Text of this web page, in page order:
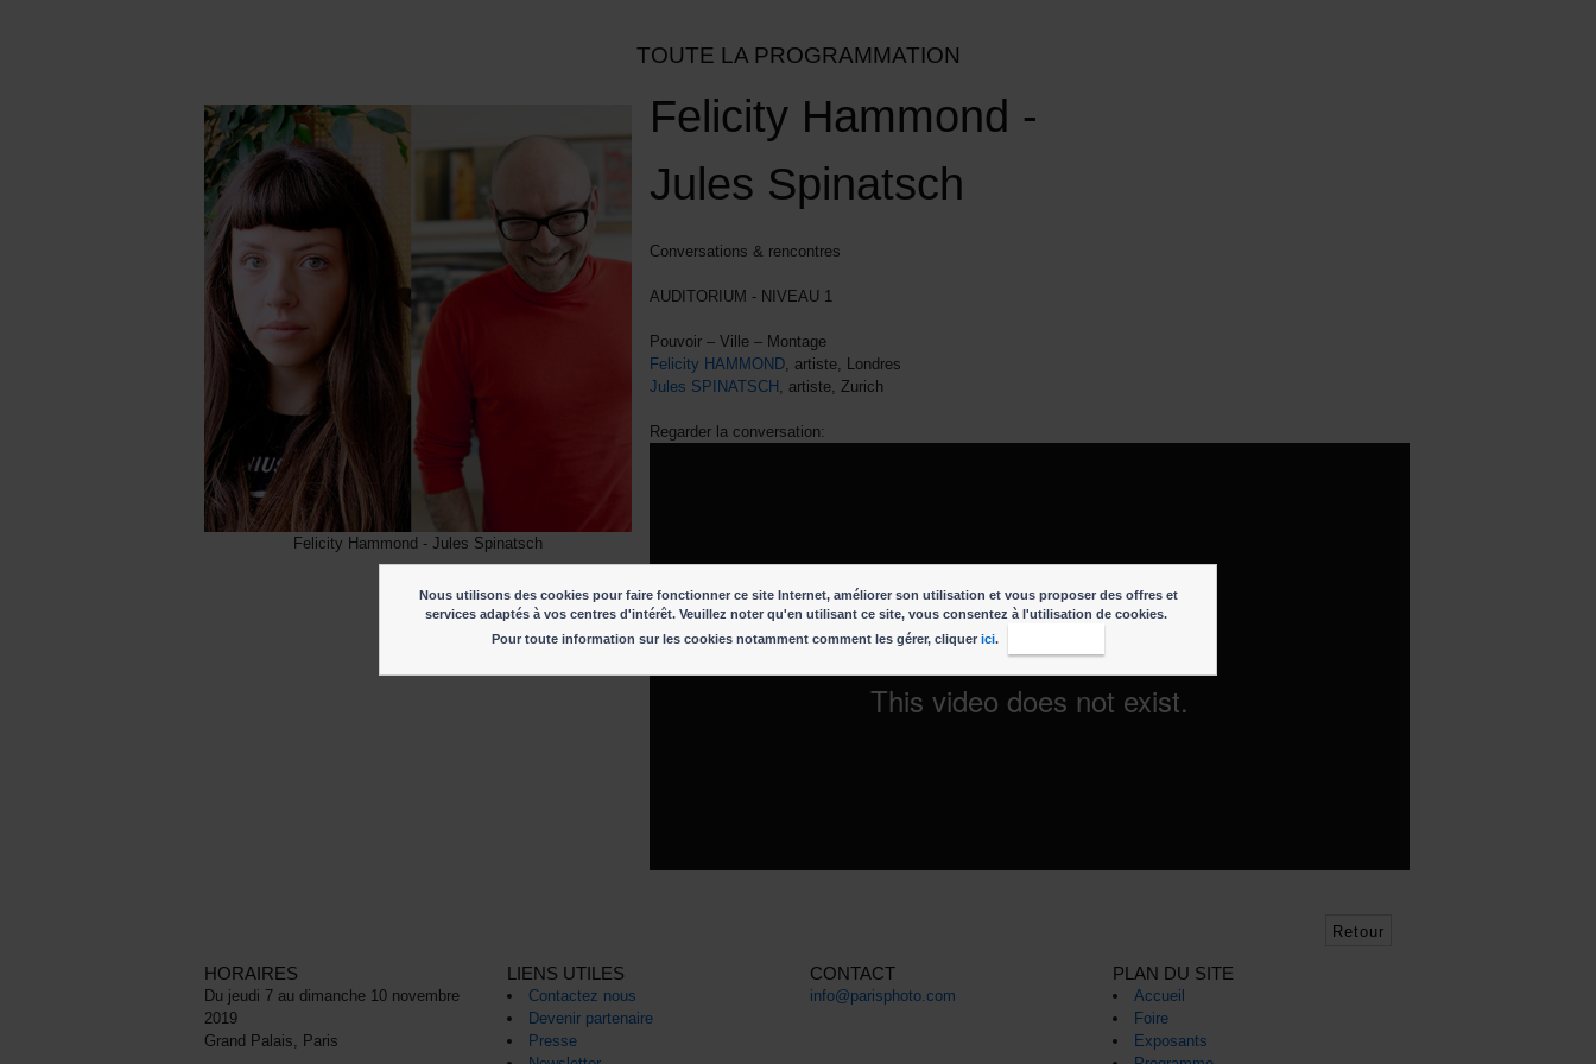
TOUTE LA PROGRAMMATION
Felicity Hammond - Jules Spinatsch
Felicity Hammond -
Jules Spinatsch
Conversations & rencontres
AUDITORIUM - NIVEAU 1
Pouvoir – Ville – Montage
Felicity HAMMOND, artiste, Londres
Jules SPINATSCH , artiste, Zurich
Regarder la conversation:
Retour
HORAIRES
Du jeudi 7 au dimanche 10 novembre
2019
Grand Palais, Paris
LIENS UTILES
Contactez nous
Devenir partenaire
Presse
CONTACT
info@parisphoto.com
PLAN DU SITE
Accueil
Foire
Exposants
Nous utilisons des cookies pour faire fonctionner ce site Internet, améliorer son utilisation et vous proposer des offres et
services adaptés à vos centres d'intérêt. Veuillez noter qu'en utilisant ce site, vous consentez à l'utilisation de cookies.
Pour toute information sur les cookies notamment comment les gérer, cliquer ici.